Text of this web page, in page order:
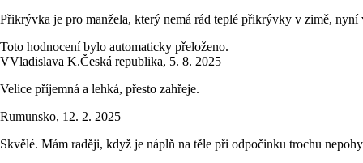
Přikrývka je pro manžela, který nemá rád teplé přikrývky v zimě,
Toto hodnocení bylo automaticky přeloženo.
VVladislava K.Česká republika, 5. 8. 2025
Velice příjemná a lehká, přesto zahřeje.
Rumunsko, 12. 2. 2025
Skvělé. Mám raději, když je náplň na těle při odpočinku trochu